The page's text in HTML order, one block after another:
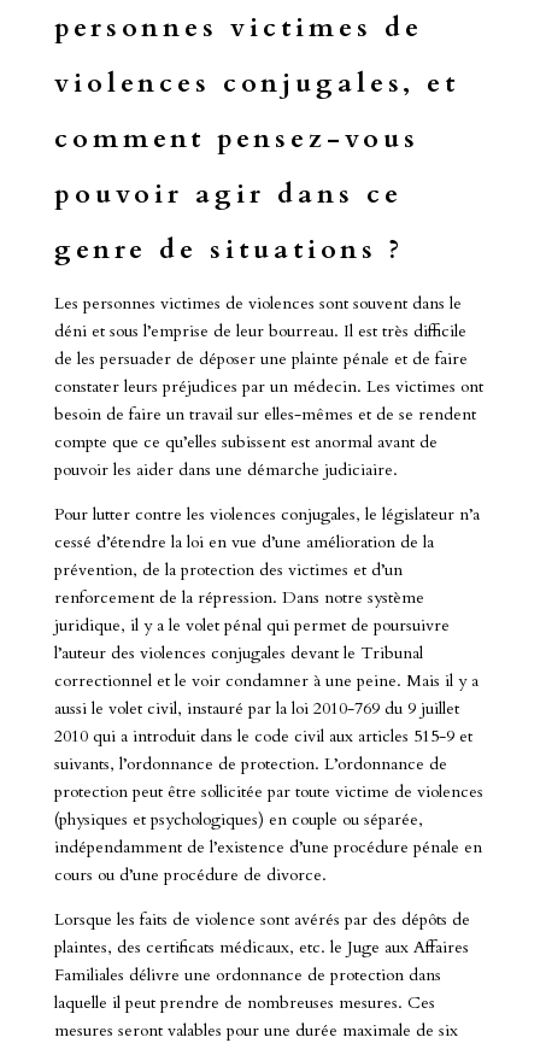
personnes victimes de
violences conjugales, et
comment pensez-vous
pouvoir agir dans ce
genre de situations ?
Les personnes victimes de violences sont souvent dans le
déni et sous l’emprise de leur bourreau. Il est très difficile
de les persuader de déposer une plainte pénale et de faire
constater leurs préjudices par un médecin. Les victimes ont
besoin de faire un travail sur elles-mêmes et de se rendent
compte que ce qu’elles subissent est anormal avant de
pouvoir les aider dans une démarche judiciaire.
Pour lutter contre les violences conjugales, le législateur n’a
cessé d’étendre la loi en vue d’une amélioration de la
prévention, de la protection des victimes et d’un
renforcement de la répression. Dans notre système
juridique, il y a le volet pénal qui permet de poursuivre
l’auteur des violences conjugales devant le Tribunal
correctionnel et le voir condamner à une peine. Mais il y a
aussi le volet civil, instauré par la loi 2010-769 du 9 juillet
2010 qui a introduit dans le code civil aux articles 515-9 et
suivants, l’ordonnance de protection. L’ordonnance de
protection peut être sollicitée par toute victime de violences
(physiques et psychologiques) en couple ou séparée,
indépendamment de l’existence d’une procédure pénale en
cours ou d’une procédure de divorce.
Lorsque les faits de violence sont avérés par des dépôts de
plaintes, des certificats médicaux, etc. le Juge aux Affaires
Familiales délivre une ordonnance de protection dans
laquelle il peut prendre de nombreuses mesures. Ces
mesures seront valables pour une durée maximale de six